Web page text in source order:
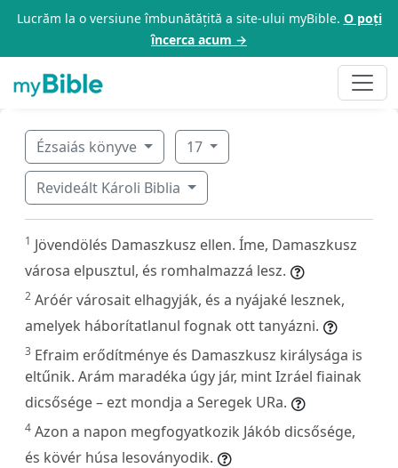
Lucrăm la o versiune îmbunătățită a site-ului myBible. O poți
încerca acum →
Ézsaiás könyve 17
Revideált Károli Biblia
1 Jövendölés Damaszkusz ellen. Íme, Damaszkusz
városa elpusztul, és romhalmazzá lesz.
2 Aróér városait elhagyják, és a nyájaké lesznek,
amelyek háborítatlanul fognak ott tanyázni.
3 Efraim erődítménye és Damaszkusz királysága is
eltűnik. Arám maradéka úgy jár, mint Izráel fiainak
dicsősége – ezt mondja a Seregek URa.
4 Azon a napon megfogyatkozik Jákób dicsősége,
és kövér húsa lesoványodik.